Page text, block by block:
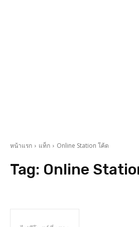
หน้าแรก แท็ก Online Station โค้ด
Tag: Online